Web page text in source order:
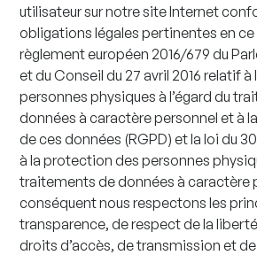
utilisateur sur notre site Internet
obligations légales pertinentes en
règlement européen 2016/679 du
et du Conseil du 27 avril 2016 relatif
personnes physiques à l’égard du
données à caractère personnel et à
de ces données (RGPD) et la loi du
à la protection des personnes
traitements de données à caractère
conséquent nous respectons les
transparence, de respect de la
droits d’accès, de transmission et